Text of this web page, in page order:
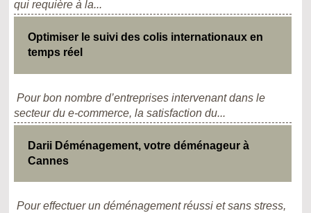
qui requière à la...
Optimiser le suivi des colis internationaux en
temps réel
Pour bon nombre d’entreprises intervenant dans le
secteur du e-commerce, la satisfaction du...
Darii Déménagement, votre déménageur à
Cannes
Pour effectuer un déménagement réussi et sans stress,